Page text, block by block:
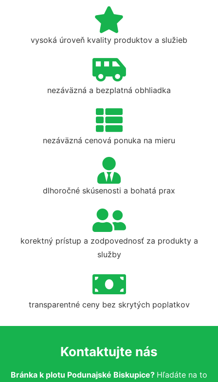
vysoká úroveň kvality produktov a služieb
nezáväzná a bezplatná obhliadka
nezáväzná cenová ponuka na mieru
dlhoročné skúsenosti a bohatá prax
korektný prístup a zodpovednosť za produkty a
služby
transparentné ceny bez skrytých poplatkov
Kontaktujte nás
Bránka k plotu Podunajské Biskupice? Hľadáte na to